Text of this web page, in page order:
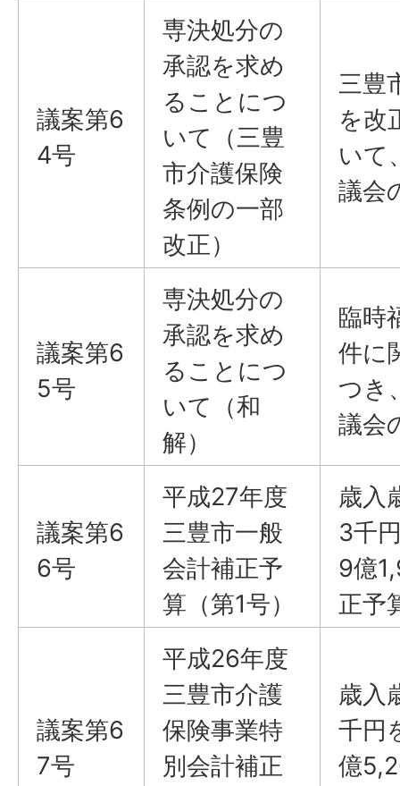
議案第6
4号
専決処分の
承認を求め
ることにつ
いて（三豊
市介護保険
条例の一部
改正）
三豊
を改
いて
議会
議案第6
5号
専決処分の
承認を求め
ることにつ
いて（和
解）
臨時
件に
つき
議会
議案第6
6号
平成27年度
三豊市一般
会計補正予
算（第1号）
歳入
3千
9億
正予
議案第6
7号
平成26年度
三豊市介護
保険事業特
別会計補正
歳入
千円
億